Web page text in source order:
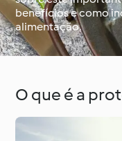
À volta do mundo com
o Cookidoo®
benefícios e como
alimentação.
O que é a